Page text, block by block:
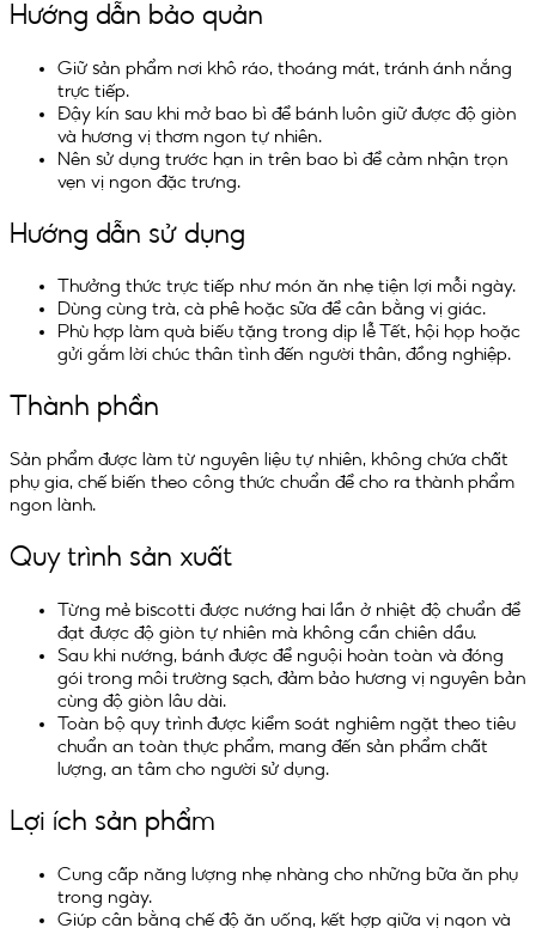
Hướng dẫn bảo quản
Giữ sản phẩm nơi khô ráo, thoáng mát, tránh ánh nắng
trực tiếp.
Đậy kín sau khi mở bao bì để bánh luôn giữ được độ giòn
và hương vị thơm ngon tự nhiên.
Nên sử dụng trước hạn in trên bao bì để cảm nhận trọn
vẹn vị ngon đặc trưng.
Hướng dẫn sử dụng
Thưởng thức trực tiếp như món ăn nhẹ tiện lợi mỗi ngày.
Dùng cùng trà, cà phê hoặc sữa để cân bằng vị giác.
Phù hợp làm quà biếu tặng trong dịp lễ Tết, hội họp hoặc
gửi gắm lời chúc thân tình đến người thân, đồng nghiệp.
Thành phần
Sản phẩm được làm từ nguyên liệu tự nhiên, không chứa chất
phụ gia, chế biến theo công thức chuẩn để cho ra thành phẩm
ngon lành.
Quy trình sản xuất
Từng mẻ biscotti được nướng hai lần ở nhiệt độ chuẩn để
đạt được độ giòn tự nhiên mà không cần chiên dầu.
Sau khi nướng, bánh được để nguội hoàn toàn và đóng
gói trong môi trường sạch, đảm bảo hương vị nguyên bản
cùng độ giòn lâu dài.
Toàn bộ quy trình được kiểm soát nghiêm ngặt theo tiêu
chuẩn an toàn thực phẩm, mang đến sản phẩm chất
lượng, an tâm cho người sử dụng.
Lợi ích sản phẩm
Cung cấp năng lượng nhẹ nhàng cho những bữa ăn phụ
trong ngày.
Giúp cân bằng chế độ ăn uống, kết hợp giữa vị ngon và